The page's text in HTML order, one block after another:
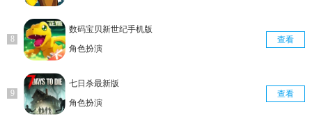
数码宝贝新世纪手机版
角色扮演
查看
七日杀最新版
角色扮演
查看